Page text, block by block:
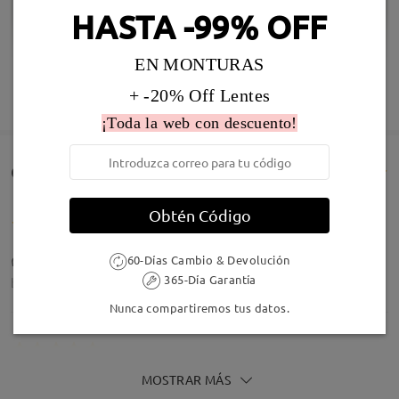
MOSTRAR MÁS
Comentarios de Clientes(582)
ฅ^>⩊<^ ฅ
by Aug 7 , 2026
Estupendas, son muy cómodas !
MOSTRAR MÁS
HASTA -99% OFF
EN MONTURAS
+ -20% Off Lentes
¡Toda la web con descuento!
Obtén Código
60-Días Cambio & Devolución
365-Día Garantía
Nunca compartiremos tus datos.